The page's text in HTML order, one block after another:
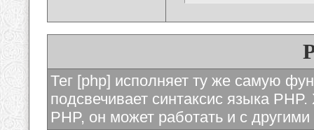
Тег [php] исполняет ту же самую
подсвечивает синтаксис языка
PHP, он может работать и с